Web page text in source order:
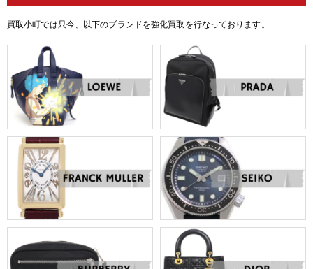
買取小町では只今、以下のブランドを強化買取を行なっております。